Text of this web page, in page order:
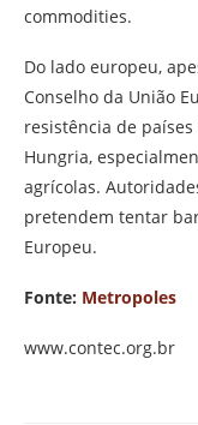
commodities.
Do lado europeu,
Conselho da União
resistência de países
Hungria,
agrícolas.
pretendem tentar
Europeu.
Fonte: Metropoles
www.contec.org.br